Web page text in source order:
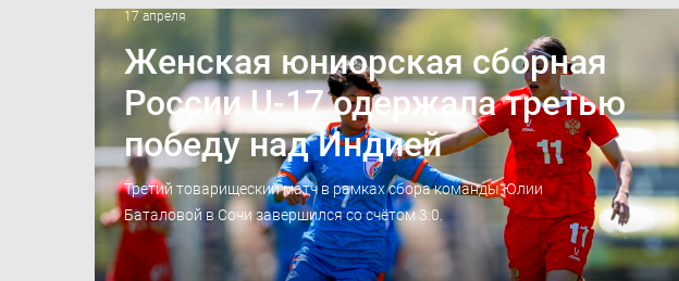
17 апреля
Женская юниорская сборная
России U-17 одержала третью
победу над Индией
Третий товарищеский матч в рамках сбора команды Юлии
Баталовой в Сочи завершился со счётом 3:0.